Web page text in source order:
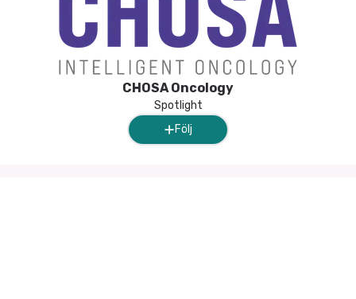
CHOSA Oncology
Spotlight
Följ